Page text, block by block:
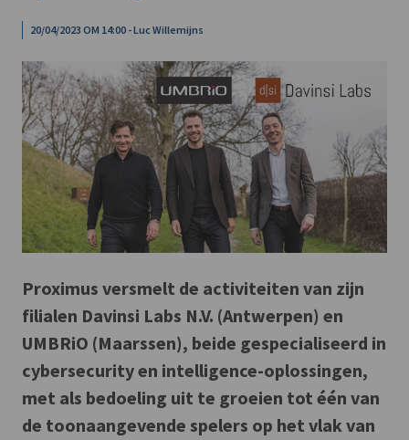
20/04/2023 OM 14:00 - Luc Willemijns
Proximus versmelt de activiteiten van zijn
filialen Davinsi Labs N.V. (Antwerpen) en
UMBRiO (Maarssen), beide gespecialiseerd in
cybersecurity en intelligence-oplossingen,
met als bedoeling uit te groeien tot één van
de toonaangevende spelers op het vlak van